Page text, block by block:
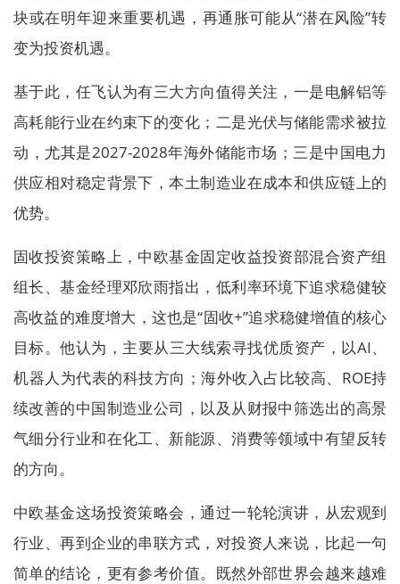
块或在明年迎来重要机遇，再通胀可能从“潜在风险”转
变为投资机遇。
基于此，任飞认为有三大方向值得关注，一是电解铝等
高耗能行业在约束下的变化；二是光伏与储能需求被拉
动，尤其是2027-2028年海外储能市场；三是中国电力
供应相对稳定背景下，本土制造业在成本和供应链上的
优势。
固收投资策略上，中欧基金固定收益投资部混合资产组
组长、基金经理邓欣雨指出，低利率环境下追求稳健较
高收益的难度增大，这也是“固收+”追求稳健增值的核心
目标。他认为，主要从三大线索寻找优质资产，以AI、
机器人为代表的科技方向；海外收入占比较高、ROE持
续改善的中国制造业公司，以及从财报中筛选出的高景
气细分行业和在化工、新能源、消费等领域中有望反转
的方向。
中欧基金这场投资策略会，通过一轮轮演讲，从宏观到
行业、再到企业的串联方式，对投资人来说，比起一句
简单的结论，更有参考价值。既然外部世界会越来越难